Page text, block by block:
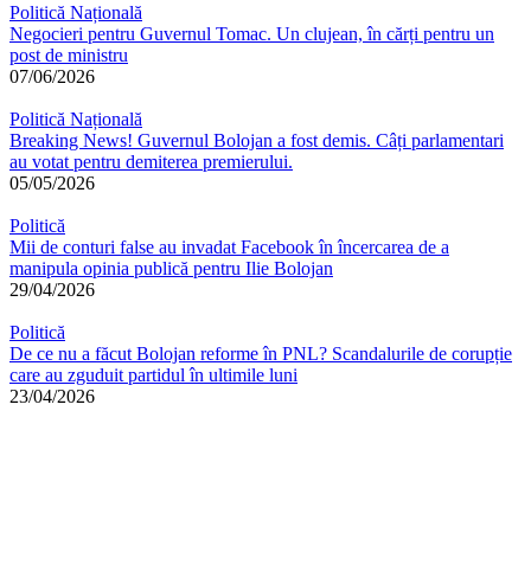
Politică Națională
Negocieri pentru Guvernul Tomac. Un clujean, în cărți pentru un
post de ministru
07/06/2026
Politică Națională
Breaking News! Guvernul Bolojan a fost demis. Câți parlamentari
au votat pentru demiterea premierului.
05/05/2026
Politică
Mii de conturi false au invadat Facebook în încercarea de a
manipula opinia publică pentru Ilie Bolojan
29/04/2026
Politică
De ce nu a făcut Bolojan reforme în PNL? Scandalurile de corupție
care au zguduit partidul în ultimile luni
23/04/2026